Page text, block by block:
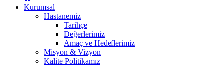
Kurumsal
Hastanemiz
Tarihçe
Değerlerimiz
Amaç ve Hedeflerimiz
Misyon & Vizyon
Kalite Politikamız